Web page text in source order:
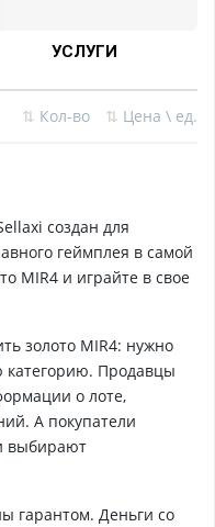
УСЛУГИ
⇅ Кол-во ⇅ Цена \ ед.
создан для
геймплея в самой
MIR4 и играйте в свое
золото MIR4: нужно
категорию. Продавцы
о лоте,
А покупатели
выбирают
гарантом. Деньги со